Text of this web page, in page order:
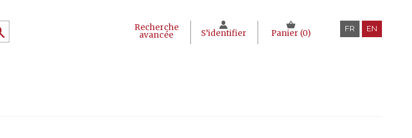
Recherche
avancée S’identifier Panier (0) FR EN